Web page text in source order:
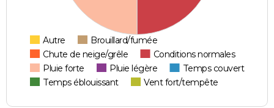
Autre
Brouillard/fumée
Chute de neige/grêle
Conditions normales
Pluie forte
Pluie légère
Temps couvert
Temps éblouissant
Vent fort/tempête